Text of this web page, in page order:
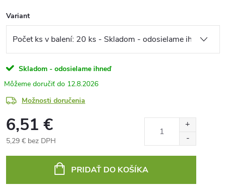
Variant
Skladom - odosielame ihneď
12.8.2026
Možnosti doručenia
6,51 €
5,29 € bez DPH
PRIDAŤ DO KOŠÍKA